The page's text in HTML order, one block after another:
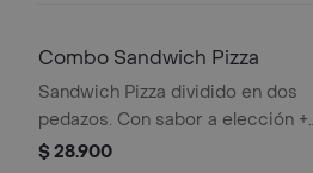
Combo Sandwich Pizza
Sandwich Pizza dividido en dos
pedazos. Con sabor a elección +
Bebida 400ml. No incluye salsa de
$ 28.900